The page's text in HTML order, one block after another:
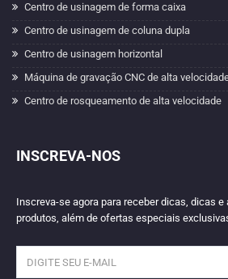
Centro de usinagem de forma caixa
Centro de usinagem de coluna dupla
Centro de usinagem horizontal
Máquina de gravação CNC de alta
Centro de rosqueamento de alta velocidade
INSCREVA-NOS
Inscreva-se agora para receber dicas, dicas
produtos, além de ofertas especiais